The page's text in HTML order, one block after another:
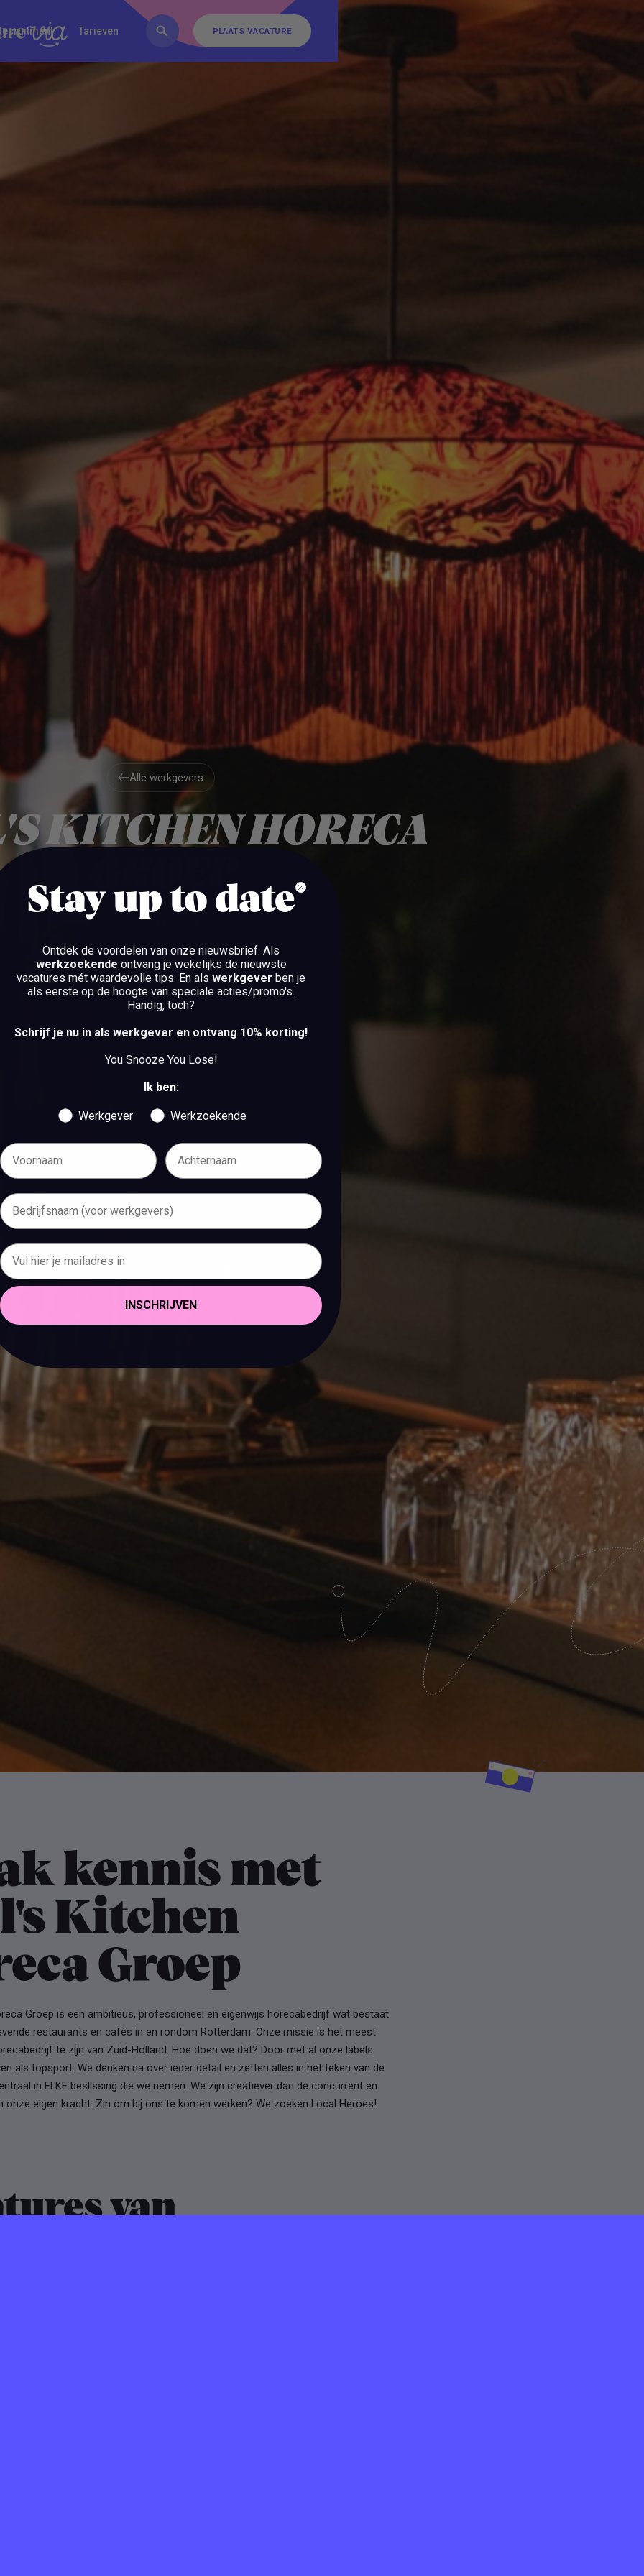
Word nu gratis en geheel vrijblijvend lid van ons Vacature Via
FAQ Inschrijven Contact
Tarieven PLAATS VACATURE
PLAATS VACATURE
Alle werkgevers
Alle werkgevers
KITCHEN HORECA
GROEP
ROTTERDAM
BEKIJK DE VACATURES
BEKIJK DE VACATURES
kennis met
Kitchen
Groep
Groep is een ambitieus, professioneel en eigenwijs horecabedrijf wat bestaat
restaurants en cafés in en rondom Rotterdam. Onze missie is het meest
te zijn van Zuid-Holland. Hoe doen we dat? Door met al onze labels
als topsport. We denken na over ieder detail en zetten alles in het teken van de
in ELKE beslissing die we nemen. We zijn creatiever dan de concurrent en
onze eigen kracht. Zin om bij ons te komen werken? We zoeken Local Heroes!
van
Stay up to date
Ontdek de voordelen van onze nieuwsbrief. Als
werkzoekende ontvang je wekelijks de nieuwste
vacatures mét waardevolle tips. En als werkgever ben je
als eerste op de hoogte van speciale acties/promo's.
Handig, toch?
Schrijf je nu in als werkgever en ontvang 10% korting!
You Snooze You Lose!
Ik ben:
Werkgever Werkzoekende
INSCHRIJVEN